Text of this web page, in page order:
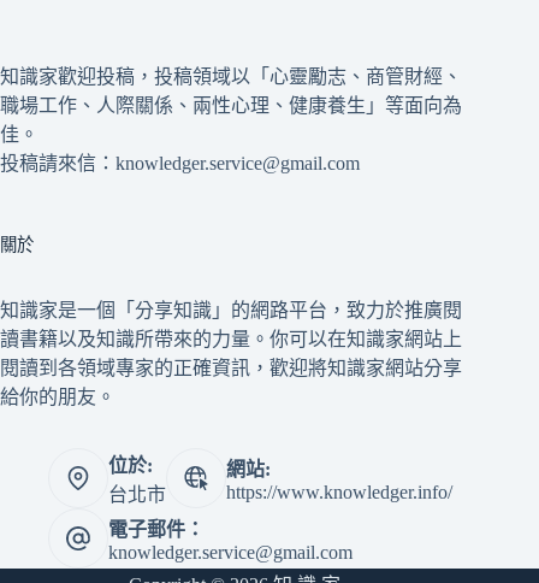
知識家歡迎投稿，投稿領域以「心靈勵志、商管財經、
職場工作、人際關係、兩性心理、健康養生」等面向為
佳。
投稿請來信：knowledger.service@gmail.com
關於
知識家是一個「分享知識」的網路平台，致力於推廣閱
讀書籍以及知識所帶來的力量。你可以在知識家網站上
閱讀到各領域專家的正確資訊，歡迎將知識家網站分享
給你的朋友。
位於:
台北市
網站:
https://www.knowledger.info/
電子郵件：
knowledger.service@gmail.com